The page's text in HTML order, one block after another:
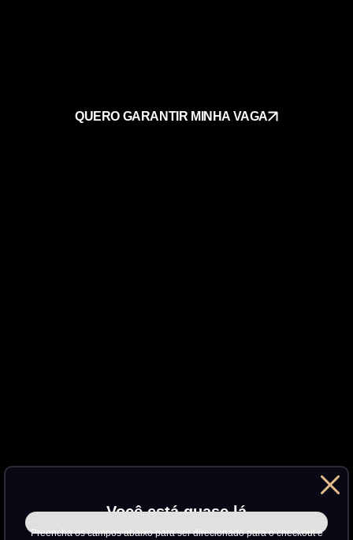
QUERO GARANTIR MINHA VAGA
Você está quase lá
Preencha os campos abaixo para ser direcionado para o checkout e